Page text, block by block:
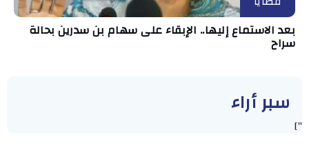
بعد الاستماع إليها.. الإبقاء على سهام بن سدرين بحالة
سراح
سبر أراء
"]